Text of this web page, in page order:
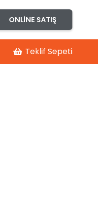
ONLINE SATIŞ
Teklif Sepeti